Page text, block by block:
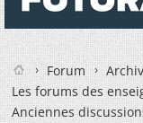
Forum
Les forums des
Anciennes